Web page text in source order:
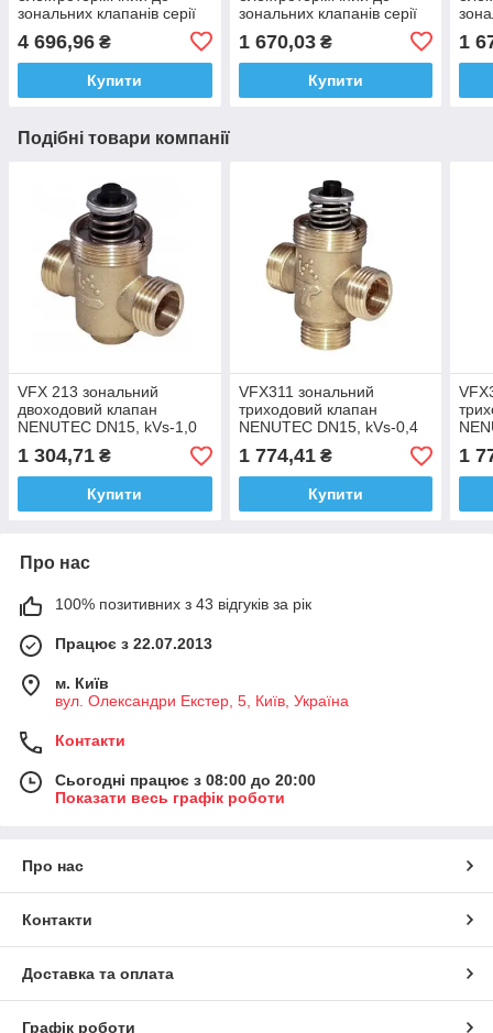
зональних клапанів серії
VFX NENUTEC, аналогове
керування 0-10В, 24В
4 696,96 ₴
Купити
зональних клапанів серії
триточкове керування 24В
1 670,03₴
Купити
1
Подібні товари компанії
VFX 213 зональний
двоходовий клапан
NENUTEC DN15, kVs-1,0
1 304,71 ₴
Купити
VFX311 зональний
триходовий клапан
NENUTEC DN15, kVs-0,4
1 774,41₴
Купити
1
Про нас
100% позитивних з 43 відгуків за рік
Працює з 22.07.2013
м. Київ
вул. Олександри Екстер, 5, Київ, Україна
Контакти
Сьогодні працює з 08:00 до 20:00
Показати весь графік роботи
Про нас
Контакти
Доставка та оплата
Графік роботи